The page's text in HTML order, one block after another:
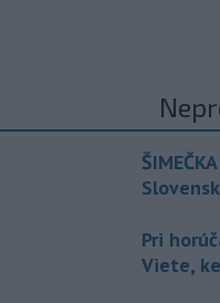
Pri
Viete,